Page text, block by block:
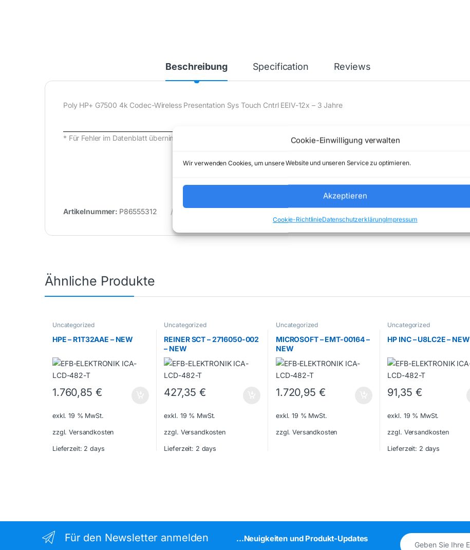
Cookie-Einwilligung verwalten
Wir verwenden Cookies, um unsere Website und unseren Service zu optimieren.
Akzeptieren
Cookie-RichtlinieDatenschutzerklärungImpressum
Beschreibung Specification Reviews
Poly HP+ G7500 4k Codec-Wireless Presentation Sys Touch Cntrl EEIV-12x – 3 Jahre
* Für Fehler im Datenblatt übernimmt (buy-net.de) Comstex GmbH & Co. KG keine Haftung ( 202608062000 )
Artikelnummer: P86555312
Ähnliche Produkte
Uncategorized
HPE – R1T32AAE – NEW
1.760,85 €
exkl. 19 % MwSt.
zzgl. Versandkosten
Lieferzeit: 2 days
Uncategorized
REINER SCT – 2716050-002
– NEW
427,35 €
exkl. 19 % MwSt.
zzgl. Versandkosten
Lieferzeit: 2 days
Uncategorized
MICROSOFT – EMT-00164 –
NEW
1.720,95 €
exkl. 19 % MwSt.
zzgl. Versandkosten
Uncategorized
HP INC – U8LC2E – NEW
91,35 €
exkl. 19 % MwSt.
zzgl. Versandkosten
Lieferzeit: 2 days
Für den Newsletter anmelden ...Neuigkeiten und Produkt-Updates